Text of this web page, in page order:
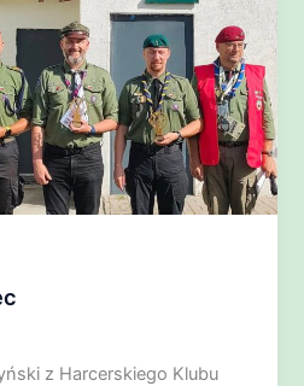
z Harcerskiego Klubu